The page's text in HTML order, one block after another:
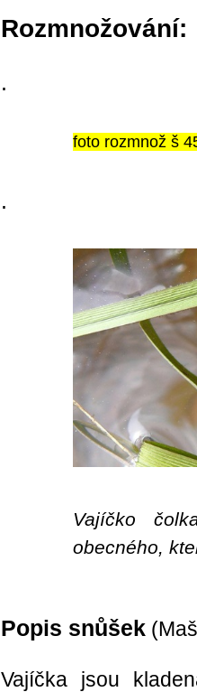
Rozmnožování:
.
foto rozmnož š
.
Vajíčko
obecného,
Popis snůšek
Vajíčka jsou